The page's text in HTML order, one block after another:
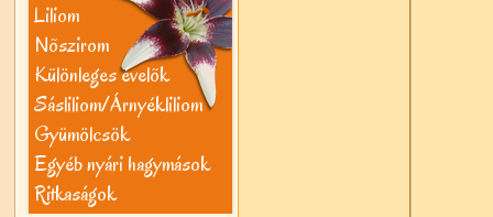
Liliom
Nõszirom
Különleges évelõk
Sásliliom/Árnyékliliom
Gyümölcsök
Egyéb nyári hagymások
Ritkaságok